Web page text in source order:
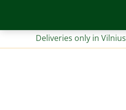
Deliveries only in Vilnius